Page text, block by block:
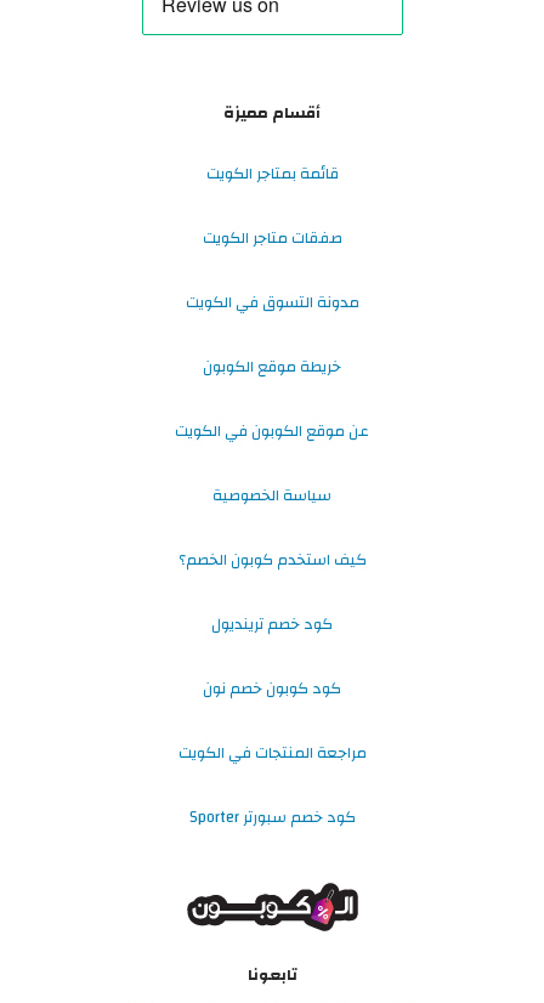
أقسام مميزة
قائمة بمتاجر الكويت
صفقات متاجر الكويت
مدونة التسوق في الكويت
خريطة موقع الكوبون
عن موقع الكوبون في الكويت
سياسة الخصوصية
كيف استخدم كوبون الخصم؟
كود خصم ترينديول
كود كوبون خصم نون
مراجعة المنتجات في الكويت
كود خصم سبورتر Sporter
تابعونا